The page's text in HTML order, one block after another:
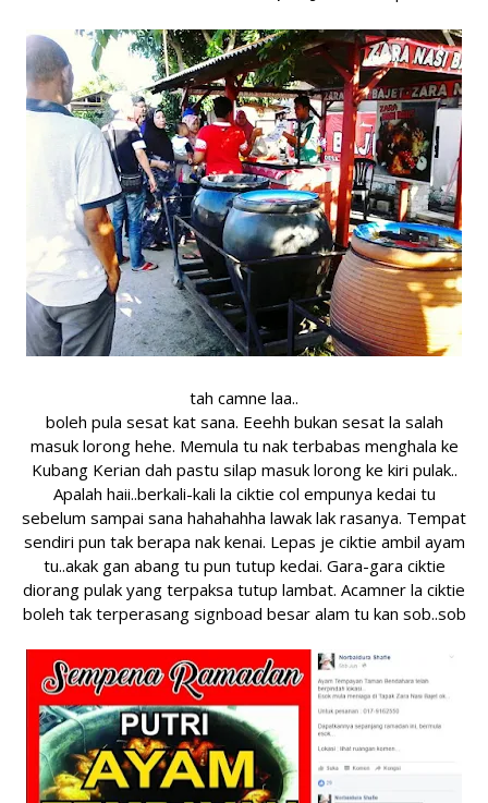
tah camne laa..
boleh pula sesat kat sana. Eeehh bukan sesat la salah
masuk lorong hehe. Memula tu nak terbabas menghala ke
Kubang Kerian dah pastu silap masuk lorong ke kiri pulak..
Apalah haii..berkali-kali la ciktie col empunya kedai tu
sebelum sampai sana hahahahha lawak lak rasanya. Tempat
sendiri pun tak berapa nak kenai. Lepas je ciktie ambil ayam
tu..akak gan abang tu pun tutup kedai. Gara-gara ciktie
diorang pulak yang terpaksa tutup lambat. Acamner la ciktie
boleh tak terperasang signboad besar alam tu kan sob..sob